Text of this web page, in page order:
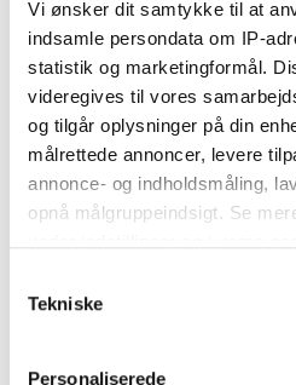
Vi ønsker dit samtykke til at
indsamle persondata om IP-
statistik og marketingformål.
videregives til vores
og tilgår oplysninger på din
målrettede annoncer, levere
annonce- og indholdsmåling,
opnå målgruppeindsigt. Se
Hvis du tillader det, vil vi også
Indsamle præcise
Tekniske
Personaliserede